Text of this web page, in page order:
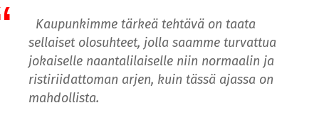
Kaupunkimme tärkeä tehtävä on taata
sellaiset olosuhteet, jolla saamme turvattua
jokaiselle naantalilaiselle niin normaalin ja
ristiriidattoman arjen, kuin tässä ajassa on
mahdollista.